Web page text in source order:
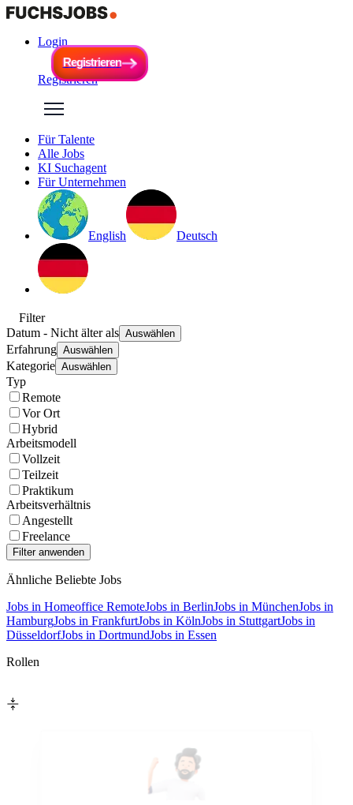
Login
Registrieren
Registrieren
Registrieren
Für Talente
Alle Jobs
KI Suchagent
Für Unternehmen
English Deutsch
Filter
Datum - Nicht älter als Auswählen
Erfahrung Auswählen
Kategorie Auswählen
Typ
Remote
Vor Ort
Hybrid
Arbeitsmodell
Vollzeit
Teilzeit
Praktikum
Arbeitsverhältnis
Angestellt
Freelance
Ähnliche Beliebte Jobs
Jobs in Homeoffice RemoteJobs in BerlinJobs in MünchenJobs in
HamburgJobs in FrankfurtJobs in KölnJobs in StuttgartJobs in
DüsseldorfJobs in DortmundJobs in Essen
Rollen